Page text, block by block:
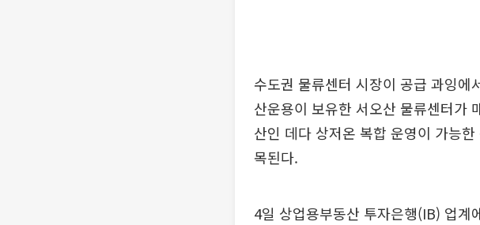
수도권 물류센터 시장이 공급 과잉
산운용이 보유한 서오산 물류센터가
산인 데다 상저온 복합 운영이 가능
목된다.
4일 상업용부동산 투자은행(IB) 업계